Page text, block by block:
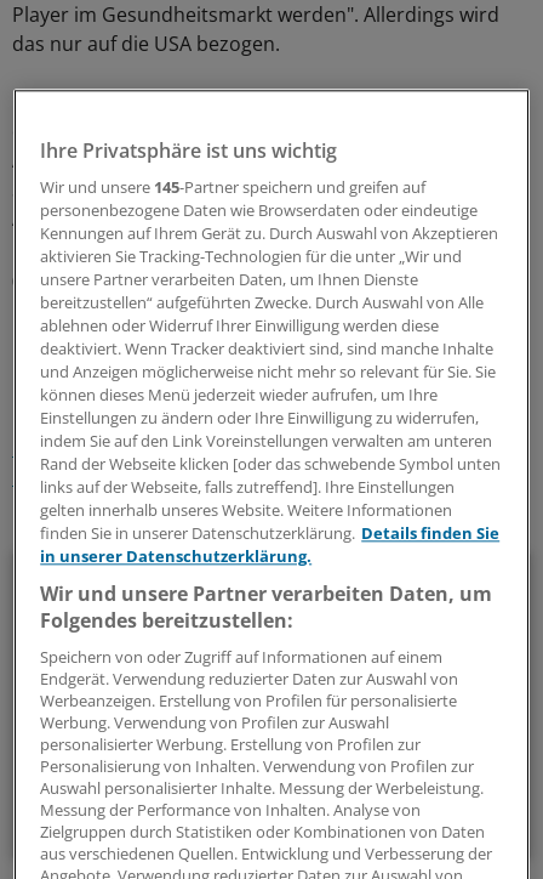
Player im Gesundheitsmarkt werden". Allerdings wird
das nur auf die USA bezogen.
Anbieter mit industriell aufgezogenen Blisterprojekten
Schiffbruch erlitten. Angesichts der Kapitalkraft
Amazons sei es aber "nur eine Frage der Zeit, bis der
Konzern auch hierzulande mit voller Wucht aufschlägt".
(cw)
0
Schlagworte:
Digitalisierung und IT Unternehmen
Gesundheitswirtschaft
Ihr Newsletter zum Thema
E-Health
Bei E-Health und Digitalisierung geht die Entwicklung rasant
voran. Mit diesem Newsletter bleiben Sie immer auf dem
neuesten Stand.
monatlich (Samstag)
Zum Abonnieren bitte anmelden
Ihre Privatsphäre ist uns wichtig
Wir und unsere 145-Partner speichern und greifen auf
personenbezogene Daten wie Browserdaten oder eindeutige
Kennungen auf Ihrem Gerät zu. Durch Auswahl von Akzeptieren
aktivieren Sie Tracking-Technologien für die unter „Wir und
unsere Partner verarbeiten Daten, um Ihnen Dienste
bereitzustellen“ aufgeführten Zwecke. Durch Auswahl von Alle
ablehnen oder Widerruf Ihrer Einwilligung werden diese
deaktiviert. Wenn Tracker deaktiviert sind, sind manche Inhalte
und Anzeigen möglicherweise nicht mehr so relevant für Sie. Sie
können dieses Menü jederzeit wieder aufrufen, um Ihre
Einstellungen zu ändern oder Ihre Einwilligung zu widerrufen,
indem Sie auf den Link Voreinstellungen verwalten am unteren
Rand der Webseite klicken [oder das schwebende Symbol unten
links auf der Webseite, falls zutreffend]. Ihre Einstellungen
gelten innerhalb unseres Website. Weitere Informationen
finden Sie in unserer Datenschutzerklärung. Details finden Sie
in unserer Datenschutzerklärung.
Wir und unsere Partner verarbeiten Daten, um
Folgendes bereitzustellen:
Speichern von oder Zugriff auf Informationen auf einem
Endgerät. Verwendung reduzierter Daten zur Auswahl von
Werbeanzeigen. Erstellung von Profilen für personalisierte
Werbung. Verwendung von Profilen zur Auswahl
personalisierter Werbung. Erstellung von Profilen zur
Personalisierung von Inhalten. Verwendung von Profilen zur
Auswahl personalisierter Inhalte. Messung der Werbeleistung.
Messung der Performance von Inhalten. Analyse von
Zielgruppen durch Statistiken oder Kombinationen von Daten
aus verschiedenen Quellen. Entwicklung und Verbesserung der